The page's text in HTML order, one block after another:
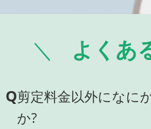
よくあ
Q剪定料金以外になに
か?